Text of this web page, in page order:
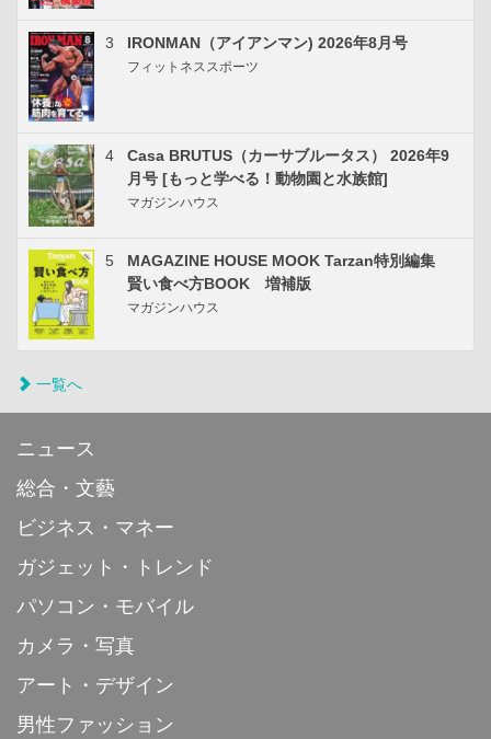
3 IRONMAN（アイアンマン) 2026年8月号
フィットネススポーツ
4
Casa BRUTUS（カーサブルータス） 2026年9
月号 [もっと学べる！動物園と水族館]
マガジンハウス
5
MAGAZINE HOUSE MOOK Tarzan特別編集
賢い食べ方BOOK 増補版
マガジンハウス
一覧へ
ニュース
総合・文藝
ビジネス・マネー
ガジェット・トレンド
パソコン・モバイル
カメラ・写真
アート・デザイン
男性ファッション